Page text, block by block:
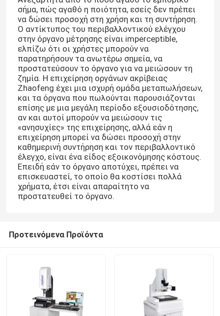
Σπίτι
Προϊόντα
Βίντεο
Σχετικά με εμάς
Επισκέψεις στο εργοστάσιο
Έλεγχος ποιότητας
Υποθέσεις
CNC όραμα που μετρά τη μηχανή
σήμα, πώς αγαθό η ποιότητα, εσείς δεν πρέπει
να δώσει προσοχή στη χρήση και τη συντήρηση.
Ο αντίκτυπος του περιβαλλοντικού ελέγχου
στην όργανο μέτρησης είναι imperceptible,
ελπίζω ότι οι χρήστες μπορούν να
παρατηρήσουν τα ανωτέρω σημεία, να
προστατεύσουν το όργανο για να μειώσουν τη
ζημία. Η επιχείρηση οργάνων ακρίβειας
Zhaofeng έχει μια ισχυρή ομάδα μεταπωλήσεων,
και τα όργανα που πωλούνται παρουσιάζονται
επίσης με μια μεγάλη περίοδο εξουσιοδότησης,
αν και αυτοί μπορούν να μειώσουν τις
«ανησυχίες» της επιχείρησης, αλλά εάν η
επιχείρηση μπορεί να δώσει προσοχή στην
καθημερινή συντήρηση και τον περιβαλλοντικό
έλεγχο, είναι ένα είδος εξοικονόμησης κόστους.
Επειδή εάν το όργανο αποτύχει, πρέπει να
επισκευαστεί, το οποίο θα κοστίσει πολλά
χρήματα, έτσι είναι απαραίτητο να
προστατευθεί το όργανο.
Προτεινόμενα Προϊόντα